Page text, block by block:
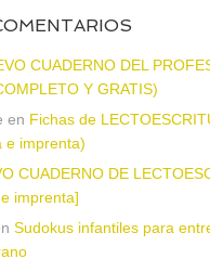
CUADERNO DEL
Y GRATIS)
en Fichas de
e imprenta)
CUADERNO DE
imprenta]
Sudokus infantiles para